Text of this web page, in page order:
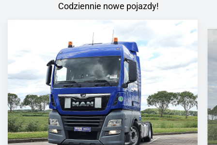
Codziennie nowe pojazdy!